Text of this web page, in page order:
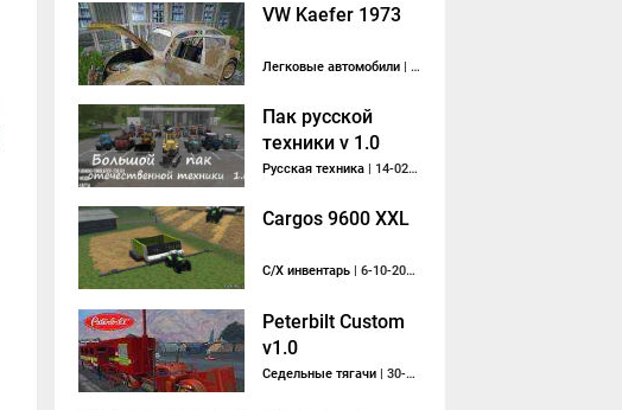
VW Kaefer 1973
Легковые автомобили | 3-12-2015, 07:39
Пак русской
техники v 1.0
Русская техника | 14-02-2018, 12:17
Cargos 9600 XXL
С/Х инвентарь | 6-10-2013, 18:45
Peterbilt Custom
v1.0
Седельные тягачи | 30-09-2015, 08:51